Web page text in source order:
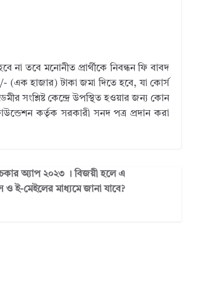
না তবে মনোনীত প্রার্থীকে নিবন্ধন ফি বাবদ
(এক হাজার) টাকা জমা দিতে হবে, যা কোর্স
সংশ্লিষ্ট কেন্দ্রে উপস্থিত হওয়ার জন্য কোন
কর্তৃক সরকারী সনদ পত্র প্রদান করা
অ্যাপ ২০২৩ । বিজয়ী হলে এ
ই-মেইলের মাধ্যমে জানা যাবে?